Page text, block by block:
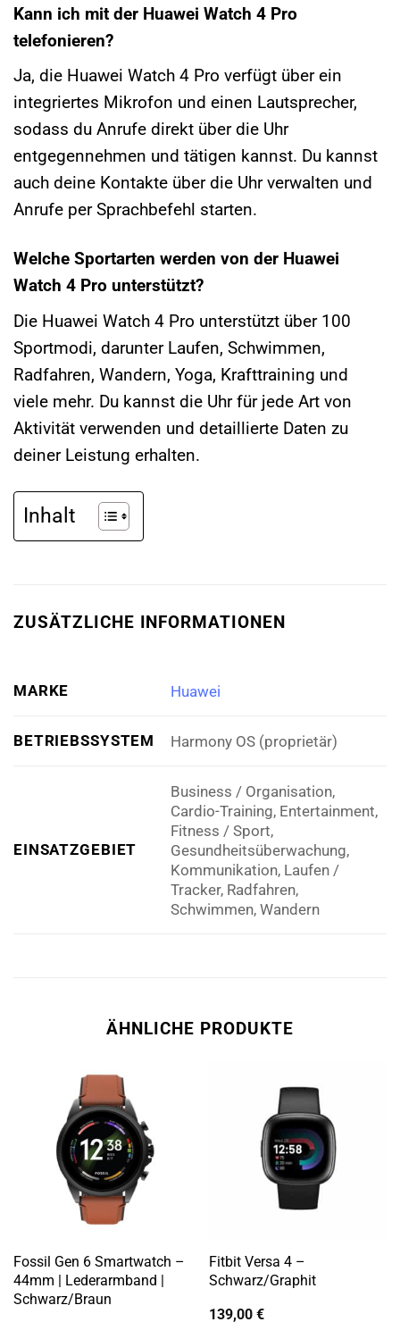
Kann ich mit der Huawei Watch 4 Pro
telefonieren?
Ja, die Huawei Watch 4 Pro verfügt über ein
integriertes Mikrofon und einen Lautsprecher,
sodass du Anrufe direkt über die Uhr
entgegennehmen und tätigen kannst. Du kannst
auch deine Kontakte über die Uhr verwalten und
Anrufe per Sprachbefehl starten.
Welche Sportarten werden von der Huawei
Watch 4 Pro unterstützt?
Die Huawei Watch 4 Pro unterstützt über 100
Sportmodi, darunter Laufen, Schwimmen,
Radfahren, Wandern, Yoga, Krafttraining und
viele mehr. Du kannst die Uhr für jede Art von
Aktivität verwenden und detaillierte Daten zu
deiner Leistung erhalten.
Inhalt
ZUSÄTZLICHE INFORMATIONEN
MARKE Huawei
BETRIEBSSYSTEM Harmony OS (proprietär)
EINSATZGEBIET
Business / Organisation,
Cardio-Training, Entertainment,
Fitness / Sport,
Gesundheitsüberwachung,
Kommunikation, Laufen /
Tracker, Radfahren,
Schwimmen, Wandern
ÄHNLICHE PRODUKTE
Fossil Gen 6 Smartwatch –
44mm | Lederarmband |
Schwarz/Braun
Fitbit Versa 4 –
Schwarz/Graphit
139,00 €